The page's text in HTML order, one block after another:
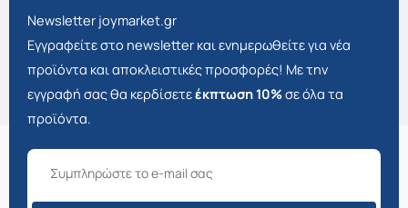
Newsletter joymarket.gr
Εγγραφείτε στο newsletter και ενημερωθείτε για νέα
προϊόντα και αποκλειστικές προσφορές! Με την
εγγραφή σας θα κερδίσετεέκπτωση 10%σε όλα τα
προϊόντα.